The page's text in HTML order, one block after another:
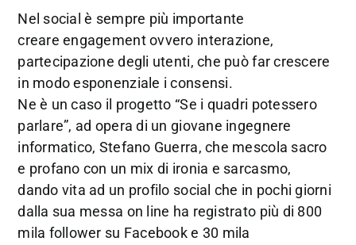
Nel social è sempre più importante
creare engagement ovvero interazione,
partecipazione degli utenti, che può far crescere
in modo esponenziale i consensi.
Ne è un caso il progetto “Se i quadri potessero
parlare”, ad opera di un giovane ingegnere
informatico, Stefano Guerra, che mescola sacro
e profano con un mix di ironia e sarcasmo,
dando vita ad un profilo social che in pochi giorni
dalla sua messa on line ha registrato più di 800
mila follower su Facebook e 30 mila